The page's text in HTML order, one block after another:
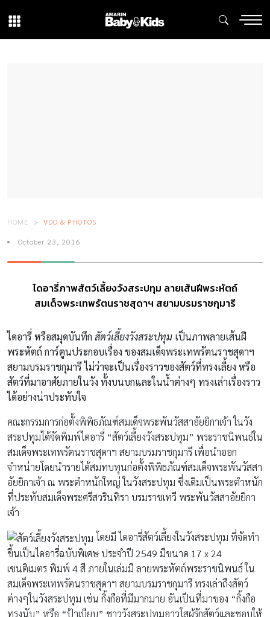
HOME VDO & PHOTOS
October 23, 2016
ไดอารี่ภาพสัตว์เลี้ยงวังสระปทุม ลายเส้นฝีพระหัตถ์
สมเด็จพระเทพรัตนราชสุดาฯ สยามบรมราชกุมารี
ไดอารี่ หรือสมุดบันทึก สัตว์เลี้ยงวังสระปทุม เป็นภาพลายเส้นฝี
พระหัตถ์ การ์ตูนประกอบเรื่อง ของสมเด็จพระเทพรัตนราชสุดาฯ
สยามบรมราชกุมารีไม่ว่าจะเป็นเรื่องราวของสัตว์ที่ทรงเลี้ยง หรือ
สัตว์ที่มาอาศัยภายในวัง ทั้งบนบกและในน้ำต่างๆ ทรงเล่าเรื่องราว
ได้อย่างน่าประทับใจ
คณะกรรมการก่อตั้งพิพิธภัณฑ์สมเด็จพระพันวัสสาอัยยิกาเจ้า ในวัง
สระปทุมได้จัดพิมพ์ไดอารี่ “สัตว์เลี้ยงวังสระปทุม” พระราชนิพนธ์ใน
สมเด็จพระเทพรัตนราชสุดาฯ สยามบรมราชกุมารี เพื่อนำออก
จำหน่ายโดยนำรายได้สมทบทุนก่อตั้งพิพิธภัณฑ์สมเด็จพระพันวัสสา
อัยยิกาเจ้า ณ พระตำหนักใหญ่ ในวังสระปทุม ซึ่งเดิมเป็นพระตำหนัก
ที่ประทับสมเด็จพระศรีสวรินทิรา บรมราชเทวี พระพันวัสสาอัยยิกา
เจ้า
โดยมี ไดอารี่สัตว์เลี้ยงในวังสระปทุม ที่จัดทำ
ขึ้นเป็นไดอารี่ฉบับพิเศษ ประจำปี 2549 มีขนาด 17 x 24
เซนติเมตร พิมพ์ 4 สี ภายในเล่มมี ลายพระหัตถ์พระราชนิพนธ์ ใน
สมเด็จพระเทพรัตนราชสุดาฯ สยามบรมราชกุมารี ทรงเล่าถึงสัตว์
ต่างๆในวังสระปทุม เช่น กิ้งกือที่มีมากมาย อันเป็นที่มาของ “กิ้งกือ
ทรงนับ” หรือ “ป้าเบียบ” ชาววังสระปทุมอาวุโสผู้รักสัตว์และชอบให้